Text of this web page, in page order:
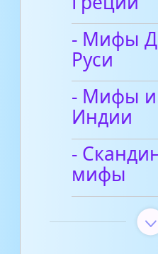
- Мифы
Руси
- Мифы и
Индии
-
мифы